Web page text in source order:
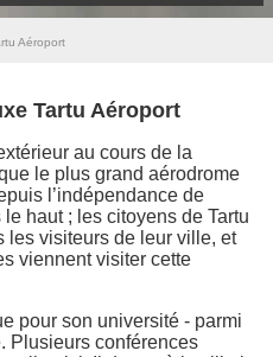
Aéroport
Tartu Aéroport
au cours de la
le plus grand aérodrome
l’indépendance de
le haut ; les citoyens de Tartu
les visiteurs de leur ville, et
viennent visiter cette
pour son université - parmi
Plusieurs conférences